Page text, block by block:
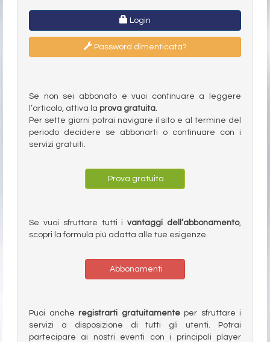
Login
Password dimenticata?
Se non sei abbonato e vuoi continuare a leggere
l’articolo, attiva la prova gratuita.
Per sette giorni potrai navigare il sito e al termine del
periodo decidere se abbonarti o continuare con i
servizi gratuiti.
Prova gratuita
Se vuoi sfruttare tutti ivantaggi dell’abbonamento,
scopri la formula più adatta alle tue esigenze.
Abbonamenti
Puoi anche registrarti gratuitamenteper sfruttare i
servizi a disposizione di tutti gli utenti. Potrai
partecipare ai nostri eventi con i principali player